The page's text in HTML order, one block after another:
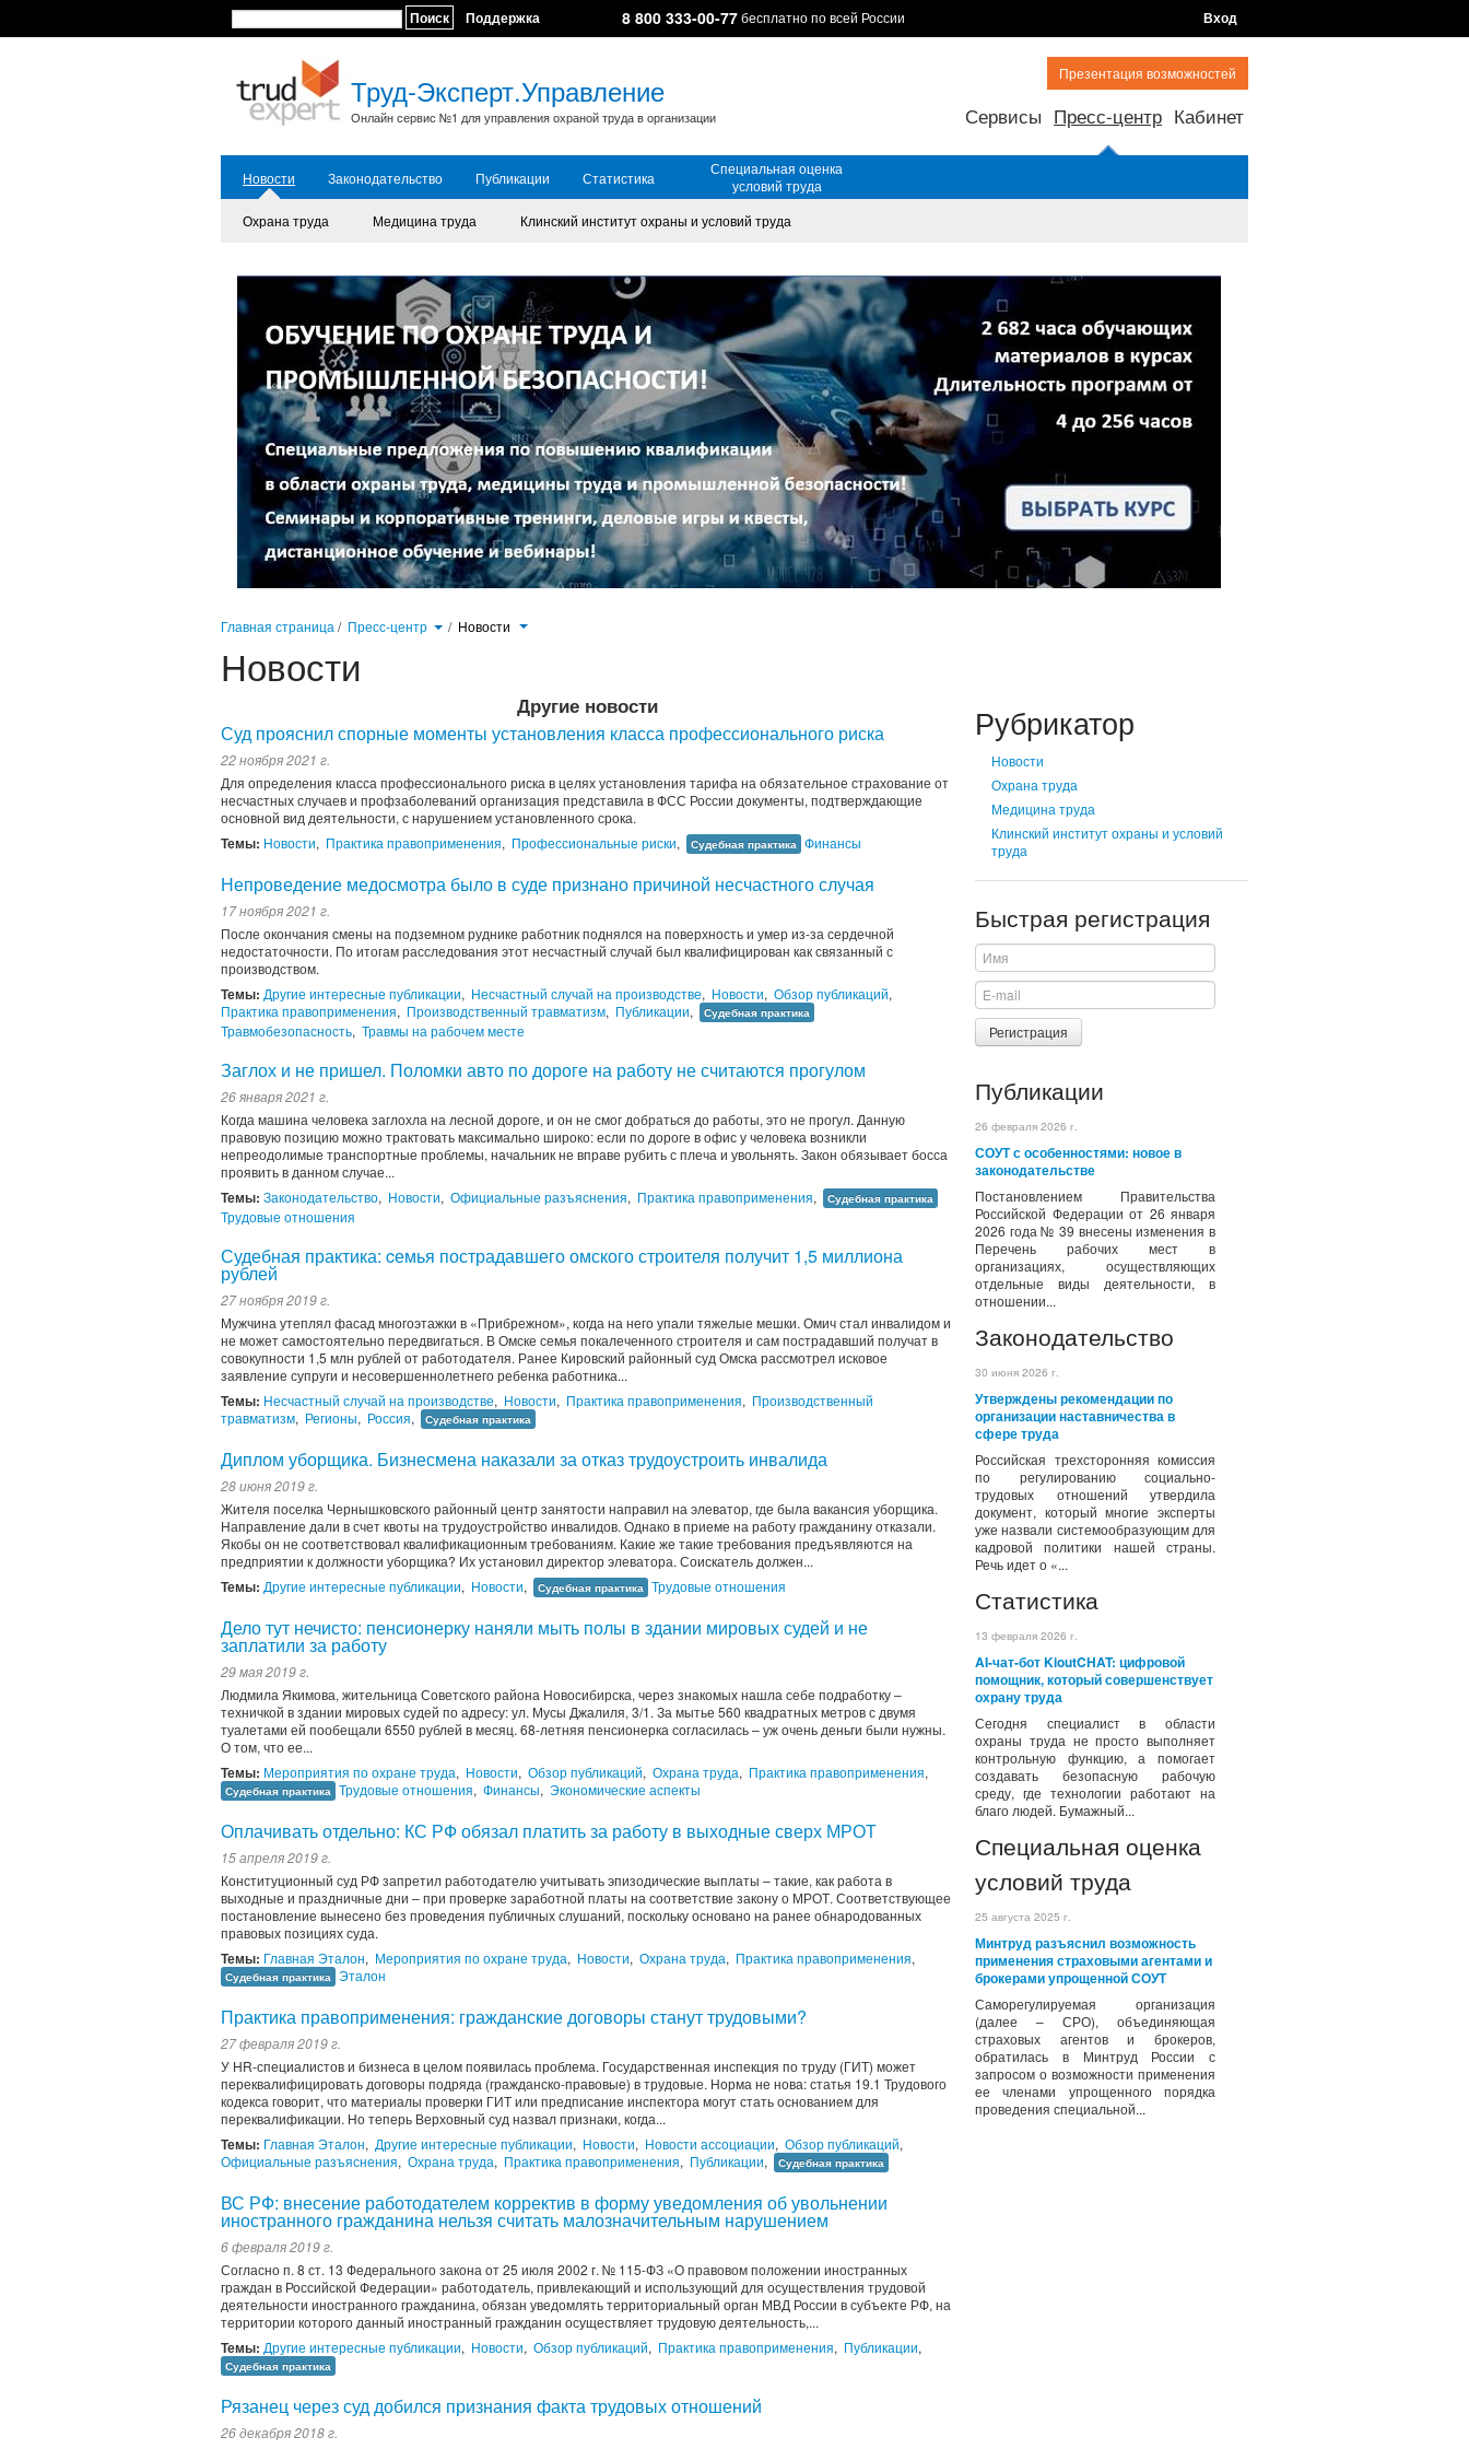
Поиск Поддержка 8 800 333-00-77бесплатно по всей России Вход
Труд-Эксперт.Управление
Онлайн сервис №1 для управления охраной труда в организации
Презентация возможностей
Сервисы Пресс-центр Кабинет
Новости Законодательство Публикации Статистика
Специальная оценка
условий труда
Охрана труда
Медицина труда Клинский институт охраны и условий труда
Главная страница / Пресс-центр / Новости
Новости
Рубрикатор
Новости
Охрана труда
Медицина труда
Клинский институт охраны и условий
труда
Быстрая регистрация
Регистрация
Публикации
26 февраля 2026 г.
СОУТ с особенностями: новое в
законодательстве
Постановлением Правительства
Российской Федерации от 26 января
2026 года № 39 внесены изменения в
Перечень рабочих мест в
организациях, осуществляющих
отдельные виды деятельности, в
отношении...
Законодательство
30 июня 2026 г.
Утверждены рекомендации по
организации наставничества в
сфере труда
Российская трехсторонняя комиссия
по регулированию социально-
трудовых отношений утвердила
документ, который многие эксперты
уже назвали системообразующим для
кадровой политики нашей страны.
Речь идет о «...
Статистика
13 февраля 2026 г.
AI-чат-бот KioutCHAT: цифровой
помощник, который совершенствует
охрану труда
Сегодня специалист в области
охраны труда не просто выполняет
контрольную функцию, а помогает
создавать безопасную рабочую
среду, где технологии работают на
благо людей. Бумажный...
Специальная оценка
условий труда
25 августа 2025 г.
Минтруд разъяснил возможность
применения страховыми агентами и
брокерами упрощенной СОУТ
Саморегулируемая организация
(далее – СРО), объединяющая
страховых агентов и брокеров,
обратилась в Минтруд России с
запросом о возможности применения
ее членами упрощенного порядка
проведения специальной...
Другие новости
Суд прояснил спорные моменты установления класса профессионального риска
22 ноября 2021 г.
Для определения класса профессионального риска в целях установления тарифа на обязательное страхование от
несчастных случаев и профзаболеваний организация представила в ФСС России документы, подтверждающие
основной вид деятельности, с нарушением установленного срока.
Темы: Новости, Практика правоприменения, Профессиональные риски, Судебная практика Финансы
Непроведение медосмотра было в суде признано причиной несчастного случая
17 ноября 2021 г.
После окончания смены на подземном руднике работник поднялся на поверхность и умер из-за сердечной
недостаточности. По итогам расследования этот несчастный случай был квалифицирован как связанный с
производством.
Темы: Другие интересные публикации, Несчастный случай на производстве, Новости, Обзор публикаций,
Практика правоприменения, Производственный травматизм, Публикации, Судебная практика
Травмобезопасность, Травмы на рабочем месте
Заглох и не пришел. Поломки авто по дороге на работу не считаются прогулом
26 января 2021 г.
Когда машина человека заглохла на лесной дороге, и он не смог добраться до работы, это не прогул. Данную
правовую позицию можно трактовать максимально широко: если по дороге в офис у человека возникли
непреодолимые транспортные проблемы, начальник не вправе рубить с плеча и увольнять. Закон обязывает босса
проявить в данном случае...
Темы: Законодательство, Новости, Официальные разъяснения, Практика правоприменения, Судебная практика
Трудовые отношения
Судебная практика: cемья пострадавшего омского строителя получит 1,5 миллиона
рублей
27 ноября 2019 г.
Мужчина утеплял фасад многоэтажки в «Прибрежном», когда на него упали тяжелые мешки. Омич стал инвалидом и
не может самостоятельно передвигаться. В Омске семья покалеченного строителя и сам пострадавший получат в
совокупности 1,5 млн рублей от работодателя. Ранее Кировский районный суд Омска рассмотрел исковое
заявление супруги и несовершеннолетнего ребенка работника...
Темы: Несчастный случай на производстве, Новости, Практика правоприменения, Производственный
травматизм, Регионы, Россия, Судебная практика
Диплом уборщика. Бизнесмена наказали за отказ трудоустроить инвалида
28 июня 2019 г.
Жителя поселка Чернышковского районный центр занятости направил на элеватор, где была вакансия уборщика.
Направление дали в счет квоты на трудоустройство инвалидов. Однако в приеме на работу гражданину отказали.
Якобы он не соответствовал квалификационным требованиям. Какие же такие требования предъявляются на
предприятии к должности уборщика? Их установил директор элеватора. Соискатель должен...
Темы: Другие интересные публикации, Новости, Судебная практика Трудовые отношения
Дело тут нечисто: пенсионерку наняли мыть полы в здании мировых судей и не
заплатили за работу
29 мая 2019 г.
Людмила Якимова, жительница Советского района Новосибирска, через знакомых нашла себе подработку –
техничкой в здании мировых судей по адресу: ул. Мусы Джалиля, 3/1. За мытье 560 квадратных метров с двумя
туалетами ей пообещали 6550 рублей в месяц. 68-летняя пенсионерка согласилась – уж очень деньги были нужны.
О том, что ее...
Темы: Мероприятия по охране труда, Новости, Обзор публикаций, Охрана труда, Практика правоприменения,
Судебная практика Трудовые отношения, Финансы, Экономические аспекты
Оплачивать отдельно: КС РФ обязал платить за работу в выходные сверх МРОТ
15 апреля 2019 г.
Конституционный суд РФ запретил работодателю учитывать эпизодические выплаты – такие, как работа в
выходные и праздничные дни – при проверке заработной платы на соответствие закону о МРОТ. Соответствующее
постановление вынесено без проведения публичных слушаний, поскольку основано на ранее обнародованных
правовых позициях суда.
Темы: Главная Эталон, Мероприятия по охране труда, Новости, Охрана труда, Практика правоприменения,
Судебная практика Эталон
Практика правоприменения: гражданские договоры станут трудовыми?
27 февраля 2019 г.
У HR-специалистов и бизнеса в целом появилась проблема. Государственная инспекция по труду (ГИТ) может
переквалифицировать договоры подряда (гражданско-правовые) в трудовые. Норма не нова: статья 19.1 Трудового
кодекса говорит, что материалы проверки ГИТ или предписание инспектора могут стать основанием для
переквалификации. Но теперь Верховный суд назвал признаки, когда...
Темы: Главная Эталон, Другие интересные публикации, Новости, Новости ассоциации, Обзор публикаций,
Официальные разъяснения, Охрана труда, Практика правоприменения, Публикации, Судебная практика
ВС РФ: внесение работодателем корректив в форму уведомления об увольнении
иностранного гражданина нельзя считать малозначительным нарушением
6 февраля 2019 г.
Согласно п. 8 ст. 13 Федерального закона от 25 июля 2002 г. № 115-ФЗ «О правовом положении иностранных
граждан в Российской Федерации» работодатель, привлекающий и использующий для осуществления трудовой
деятельности иностранного гражданина, обязан уведомлять территориальный орган МВД России в субъекте РФ, на
территории которого данный иностранный гражданин осуществляет трудовую деятельность,...
Темы: Другие интересные публикации, Новости, Обзор публикаций, Практика правоприменения, Публикации,
Судебная практика
Рязанец через суд добился признания факта трудовых отношений
26 декабря 2018 г.